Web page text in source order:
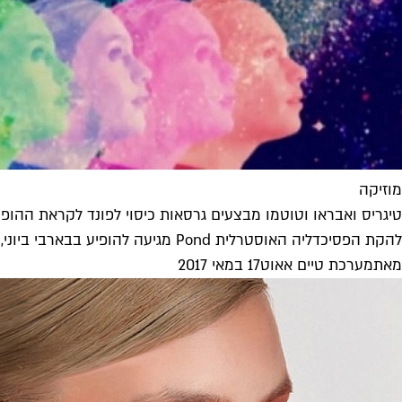
מוזיקה
טיגריס ואבראו וטוטמו מבצעים גרסאות כיסוי לפונד לקראת
להקת הפסיכדליה האוסטרלית Pond מגיעה להופיע בבארבי ביוני, ולקראת ההופעה צילמו הלהקות המקומיות קליפים עם גרסאות כיסוי בסגנון הייחודי שלהן
מאתמערכת טיים אאוט17 במאי 2017